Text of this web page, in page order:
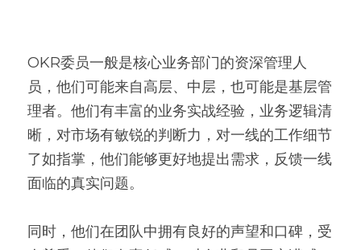
OKR委员一般是核心业务部门的资深管理人
员，他们可能来自高层、中层，也可能是基层管
理者。他们有丰富的业务实战经验，业务逻辑清
晰，对市场有敏锐的判断力，对一线的工作细节
了如指掌，他们能够更好地提出需求，反馈一线
面临的真实问题。
同时，他们在团队中拥有良好的声望和口碑，受